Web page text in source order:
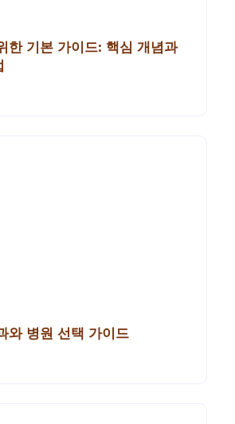
한 기본 가이드: 핵심 개념과
와 병원 선택 가이드